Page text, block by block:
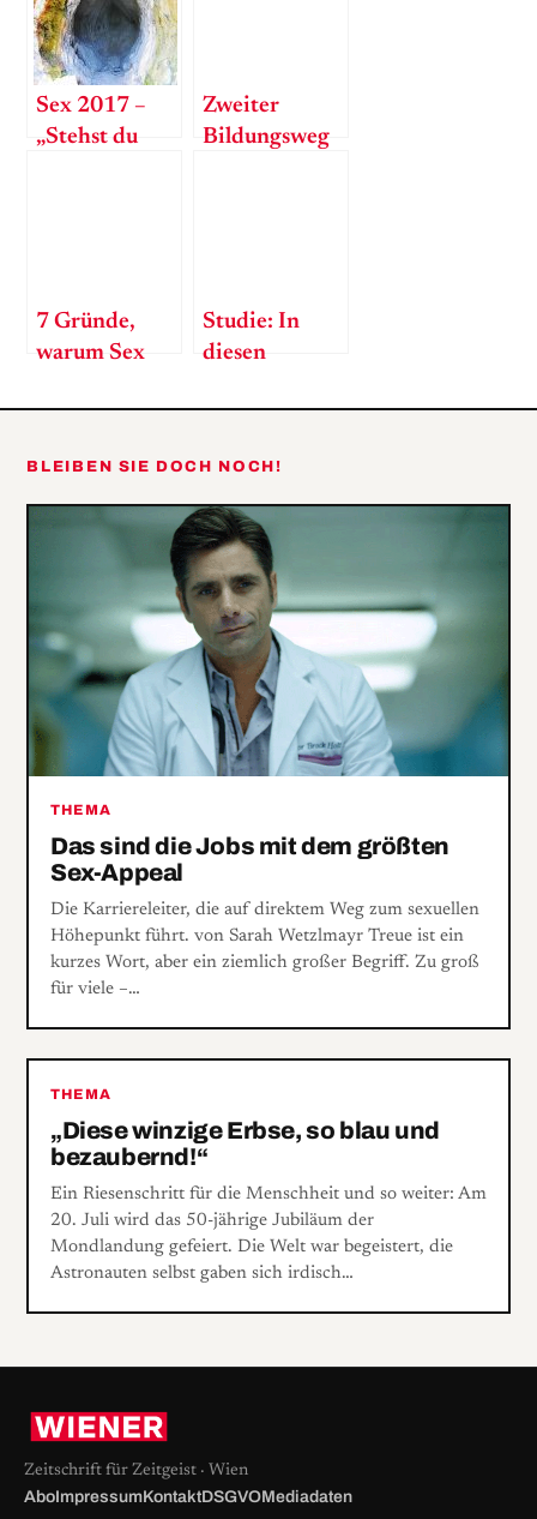
Sex 2017 –
„Stehst du
Zweiter
Bildungsweg
7 Gründe,
warum Sex
Studie: In
diesen
wird es heiß
BLEIBEN SIE DOCH NOCH!
THEMA
Das sind die Jobs mit dem größten
Sex-Appeal
Die Karriereleiter, die auf direktem Weg zum sexuellen
Höhepunkt führt. von Sarah Wetzlmayr Treue ist ein
kurzes Wort, aber ein ziemlich großer Begriff. Zu groß
für viele –…
THEMA
„Diese winzige Erbse, so blau und
bezaubernd!“
Ein Riesenschritt für die Menschheit und so weiter: Am
20. Juli wird das 50-jährige Jubiläum der
Mondlandung gefeiert. Die Welt war begeistert, die
Astronauten selbst gaben sich irdisch…
Zeitschrift für Zeitgeist · Wien
AboImpressumKontaktDSGVOMediadaten